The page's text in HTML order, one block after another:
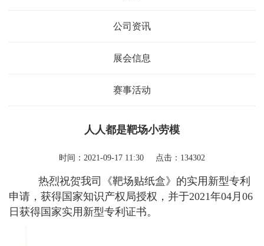
公司资讯
展会信息
赛事活动
人人都是靶场小劳模
时间：2021-09-17 11:30 点击：134302
热烈祝贺我司《靶场贴纸盒》的实用新型专利
申请，获得国家知识产权局授权，并于2021年04月06
日获得国家实用新型专利证书。